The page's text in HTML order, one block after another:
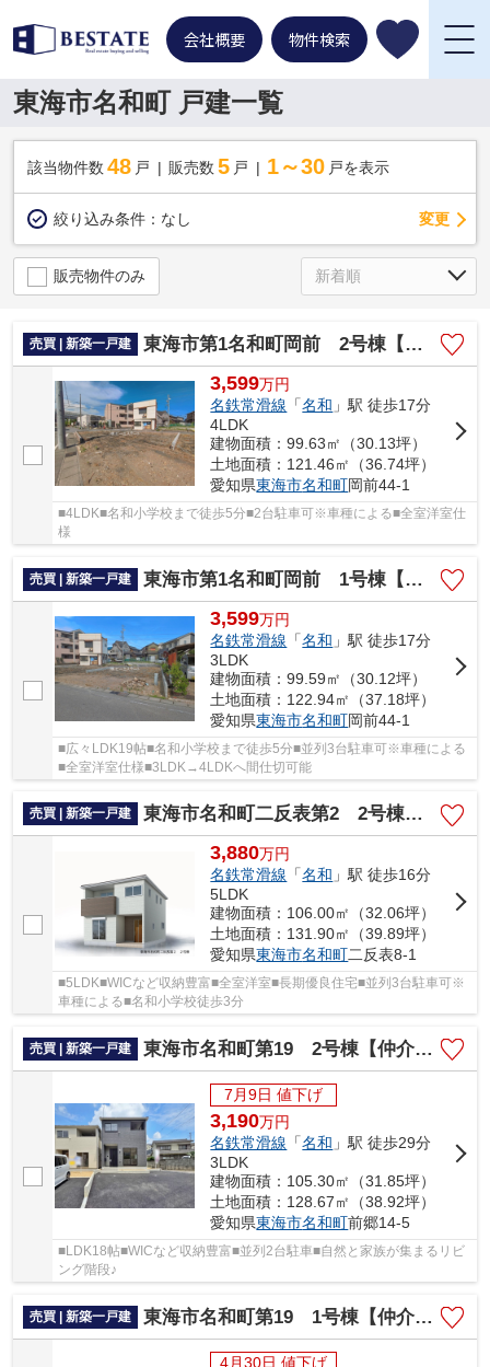
会社概要 物件検索
東海市名和町 戸建一覧
該当物件数 48 戸 販売数 5 戸 1～30 戸を表示
絞り込み条件： なし 変更
販売物件のみ
売買 | 新築一戸建 東海市第1名和町岡前 2号棟【仲介手数料0円】
3,599万円
名鉄常滑線 「名和 」駅 徒歩17分
4LDK
建物面積：99.63㎡（30.13坪）
土地面積：121.46㎡（36.74坪）
愛知県東海市名和町岡前44-1
■4LDK■名和小学校まで徒歩5分■2台駐車可※車種による■全室洋室仕
様
売買 | 新築一戸建 東海市第1名和町岡前 1号棟【仲介手数料0円】
3,599万円
名鉄常滑線 「名和 」駅 徒歩17分
3LDK
建物面積：99.59㎡（30.12坪）
土地面積：122.94㎡（37.18坪）
愛知県東海市名和町岡前44-1
■広々LDK19帖■名和小学校まで徒歩5分■並列3台駐車可※車種による
■全室洋室仕様■3LDK→4LDKへ間仕切可能
売買 | 新築一戸建 東海市名和町二反表第2 2号棟【仲介手数料0円】
3,880万円
名鉄常滑線 「名和 」駅 徒歩16分
5LDK
建物面積：106.00㎡（32.06坪）
土地面積：131.90㎡（39.89坪）
愛知県東海市名和町二反表8-1
■5LDK■WICなど収納豊富■全室洋室■長期優良住宅■並列3台駐車可※
車種による■名和小学校徒歩3分
売買 | 新築一戸建 東海市名和町第19 2号棟【仲介手数料0円】
7月9日 値下げ
3,190万円
名鉄常滑線 「名和 」駅 徒歩29分
3LDK
建物面積：105.30㎡（31.85坪）
土地面積：128.67㎡（38.92坪）
愛知県東海市名和町前郷14-5
■LDK18帖■WICなど収納豊富■並列2台駐車■自然と家族が集まるリビ
ング階段♪
売買 | 新築一戸建 東海市名和町第19 1号棟【仲介手数料0円】
4月30日 値下げ